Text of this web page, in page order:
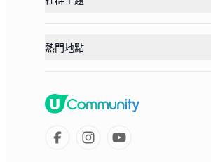
熱門地點